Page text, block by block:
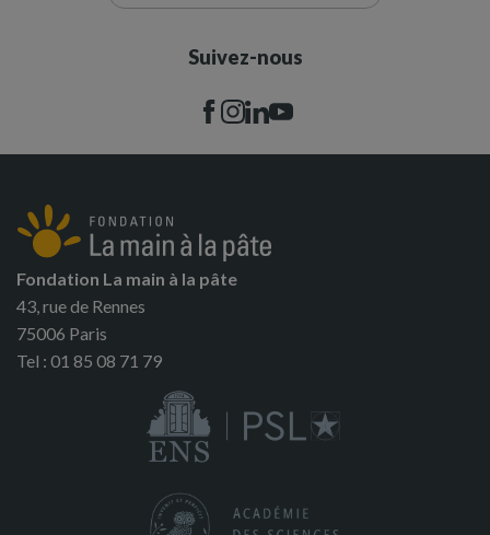
Suivez-nous
Fondation La main à la pâte
43, rue de Rennes
75006 Paris
Tel : 01 85 08 71 79